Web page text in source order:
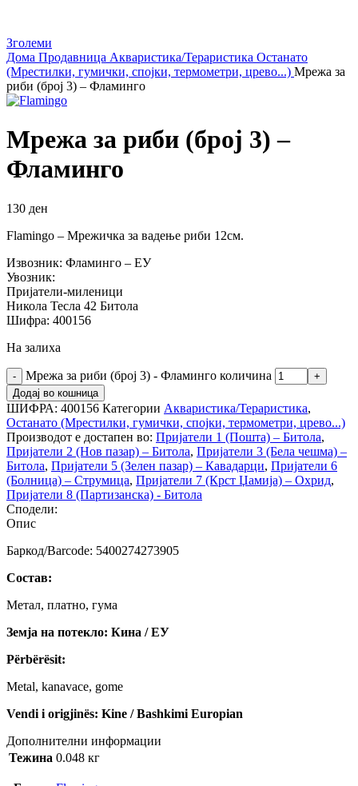
Зголеми
Дома Продавница Акваристика/Тераристика Останато
(Мрестилки, гумички, спојки, термометри, црево...) Мрежа за
риби (број 3) – Фламинго
Мрежа за риби (број 3) –
Фламинго
130 ден
Flamingo – Мрежичка за вадење риби 12см.
Извозник: Фламинго – ЕУ
Увозник:
Пријатели-миленици
Никола Тесла 42 Битола
Шифра: 400156
На залиха
Мрежа за риби (број 3) - Фламинго количина
Додај во кошница
ШИФРА: 400156 Категории Акваристика/Тераристика,
Останато (Мрестилки, гумички, спојки, термометри, црево...)
Производот е достапен во: Пријатели 1 (Пошта) – Битола,
Пријатели 2 (Нов пазар) – Битола, Пријатели 3 (Бела чешма) –
Битола, Пријатели 5 (Зелен пазар) – Кавадарци, Пријатели 6
(Болница) – Струмица, Пријатели 7 (Крст Џамија) – Охрид,
Пријатели 8 (Партизанска) - Битола
Сподели:
Опис
Баркод/Barcode: 5400274273905
Состав:
Метал, платно, гума
Земја на потекло: Кина / ЕУ
Përbërësit:
Metal, kanavace, gome
Vendi i origjinës: Kine / Bashkimi Europian
Дополнителни информации
Тежина 0.048 кг